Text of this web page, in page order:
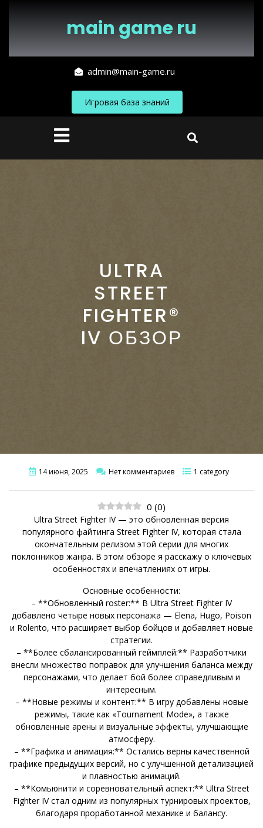
main game ru
admin@main-game.ru
Игровая база знаний
Кнопка
Открыть
ULTRA
STREET
FIGHTER®
IV ОБЗОР
14 июня, 2025 Нет комментариев 1 category
0 (0)
Ultra Street Fighter IV — это обновленная версия
популярного файтинга Street Fighter IV, которая стала
окончательным релизом этой серии для многих
поклонников жанра. В этом обзоре я расскажу о ключевых
особенностях и впечатлениях от игры.
Основные особенности:
– **Обновленный roster:** В Ultra Street Fighter IV
добавлено четыре новых персонажа — Elena, Hugo, Poison
и Rolento, что расширяет выбор бойцов и добавляет новые
стратегии.
– **Более сбалансированный геймплей:** Разработчики
внесли множество поправок для улучшения баланса между
персонажами, что делает бой более справедливым и
интересным.
– **Новые режимы и контент:** В игру добавлены новые
режимы, такие как «Tournament Mode», а также
обновленные арены и визуальные эффекты, улучшающие
атмосферу.
– **Графика и анимация:** Остались верны качественной
графике предыдущих версий, но с улучшенной детализацией
и плавностью анимаций.
– **Комьюнити и соревновательный аспект:** Ultra Street
Fighter IV стал одним из популярных турнировых проектов,
благодаря проработанной механике и балансу.